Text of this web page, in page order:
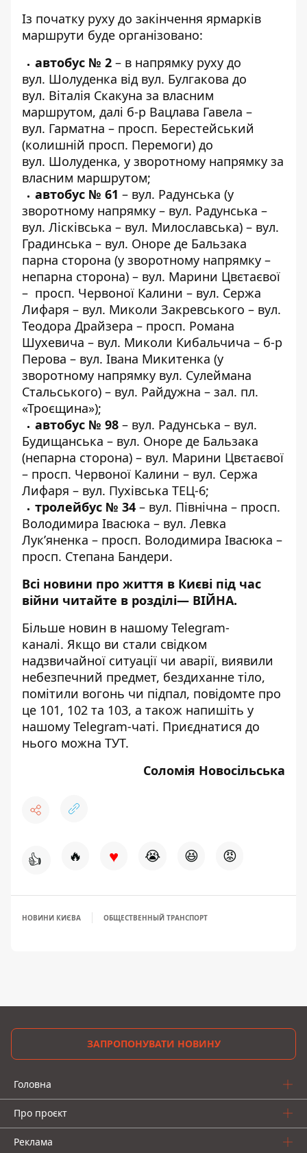
Із початку руху до закінчення ярмарків
маршрути буде організовано:
автобус № 2 – в напрямку руху до
вул. Шолуденка від вул. Булгакова до
вул. Віталія Скакуна за власним
маршрутом, далі б-р Вацлава Гавела –
вул. Гарматна – просп. Берестейський
(колишній просп. Перемоги) до
вул. Шолуденка, у зворотному напрямку за
власним маршрутом;
автобус № 61 – вул. Радунська (у
зворотному напрямку – вул. Радунська –
вул. Лісківська – вул. Милославська) – вул.
Градинська – вул. Оноре де Бальзака
парна сторона (у зворотному напрямку –
непарна сторона) – вул. Марини Цвєтаєвої
– просп. Червоної Калини – вул. Сержа
Лифаря – вул. Миколи Закревського – вул.
Теодора Драйзера – просп. Романа
Шухевича – вул. Миколи Кибальчича – б-р
Перова – вул. Івана Микитенка (у
зворотному напрямку вул. Сулеймана
Стальського) – вул. Райдужна – зал. пл.
«Троєщина»);
автобус № 98 – вул. Радунська – вул.
Будищанська – вул. Оноре де Бальзака
(непарна сторона) – вул. Марини Цвєтаєвої
– просп. Червоної Калини – вул. Сержа
Лифаря – вул. Пухівська ТЕЦ-6;
тролейбус № 34 – вул. Північна – просп.
Володимира Івасюка – вул. Левка
Лук’яненка – просп. Володимира Івасюка –
просп. Степана Бандери.
Всі новини про життя в Києві під час
війни читайте в розділі— ВІЙНА.
Більше новин в нашому Telegram-
каналі. Якщо ви стали свідком
надзвичайної ситуації чи аварії, виявили
небезпечний предмет, бездиханне тіло,
помітили вогонь чи підпал, повідомте про
це 101, 102 та 103, а також напишіть у
нашому Telegram-чаті. Приєднатися до
нього можна ТУТ.
Соломія Новосільська
👍 🔥 ♥ 😭 😆 😡
НОВИНИ КИЄВА ОБЩЕСТВЕННЫЙ ТРАНСПОРТ
ЗАПРОПОНУВАТИ НОВИНУ
Головна
Про проєкт
Реклама